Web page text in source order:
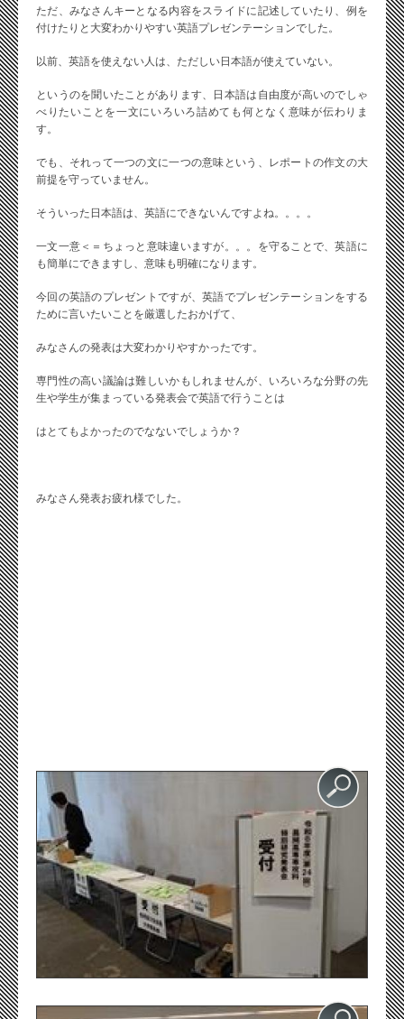
ただ、みなさんキーとなる内容をスライドに記述していたり、例を
付けたりと大変わかりやすい英語プレゼンテーションでした。
以前、英語を使えない人は、ただしい日本語が使えていない。
というのを聞いたことがあります、日本語は自由度が高いのでしゃ
べりたいことを一文にいろいろ詰めても何となく意味が伝わりま
す。
でも、それって一つの文に一つの意味という、レポートの作文の大
前提を守っていません。
そういった日本語は、英語にできないんですよね。。。。
一文一意＜＝ちょっと意味違いますが。。。を守ることで、英語に
も簡単にできますし、意味も明確になります。
今回の英語のプレゼントですが、英語でプレゼンテーションをする
ために言いたいことを厳選したおかげて、
みなさんの発表は大変わかりやすかったです。
専門性の高い議論は難しいかもしれませんが、いろいろな分野の先
生や学生が集まっている発表会で英語で行うことは
はとてもよかったのでなないでしょうか？
みなさん発表お疲れ様でした。